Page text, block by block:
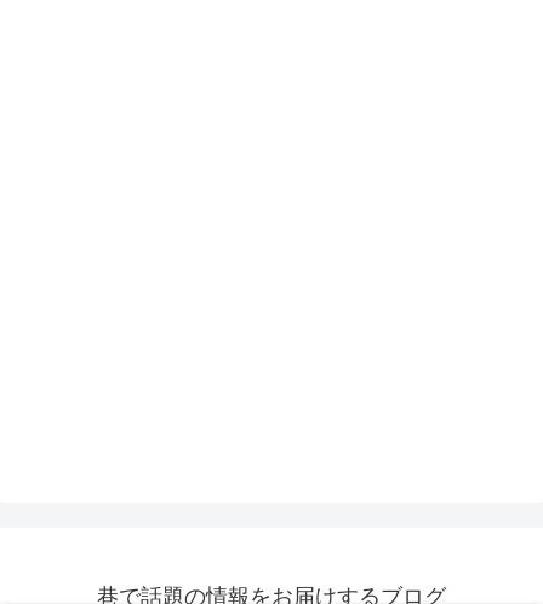
巷で話題の情報をお届けするブログ